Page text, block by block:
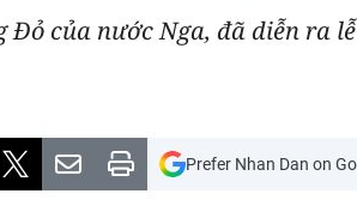
của nước Nga, đã diễn ra
Prefer Nhan Dan on